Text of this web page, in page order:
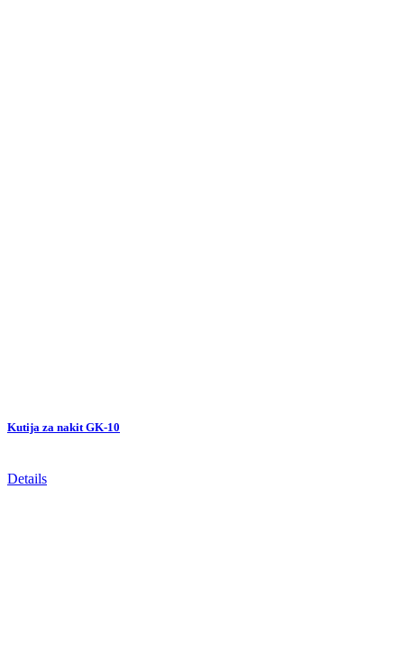
Kutija za nakit GK-10
Details